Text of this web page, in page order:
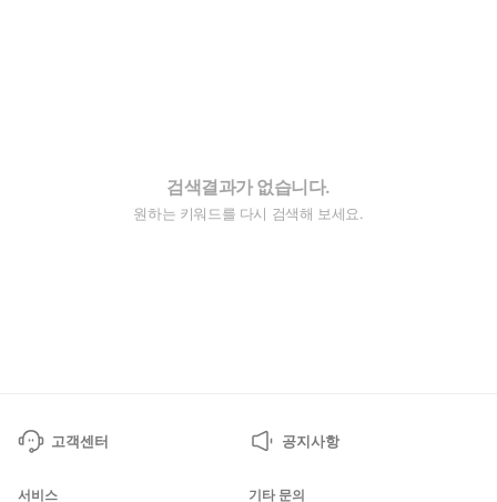
검색결과가 없습니다.
원하는 키워드를 다시 검색해 보세요.
고객센터 공지사항
서비스 기타 문의